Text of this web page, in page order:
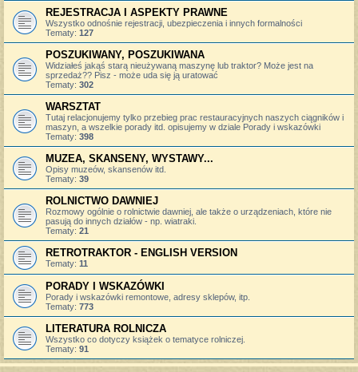
REJESTRACJA I ASPEKTY PRAWNE
Wszystko odnośnie rejestracji, ubezpieczenia i innych formalności
Tematy: 127
POSZUKIWANY, POSZUKIWANA
Widziałeś jakąś starą nieużywaną maszynę lub traktor? Może jest na
sprzedaż?? Pisz - może uda się ją uratować
Tematy: 302
WARSZTAT
Tutaj relacjonujemy tylko przebieg prac restauracyjnych naszych ciągników i
maszyn, a wszelkie porady itd. opisujemy w dziale Porady i wskazówki
Tematy: 398
MUZEA, SKANSENY, WYSTAWY...
Opisy muzeów, skansenów itd.
Tematy: 39
ROLNICTWO DAWNIEJ
Rozmowy ogólnie o rolnictwie dawniej, ale także o urządzeniach, które nie
pasują do innych działów - np. wiatraki.
Tematy: 21
RETROTRAKTOR - ENGLISH VERSION
Tematy: 11
PORADY I WSKAZÓWKI
Porady i wskazówki remontowe, adresy sklepów, itp.
Tematy: 773
LITERATURA ROLNICZA
Wszystko co dotyczy książek o tematyce rolniczej.
Tematy: 91